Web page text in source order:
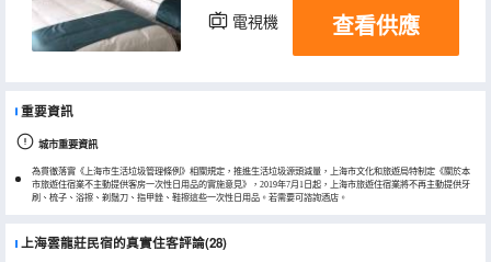
電視機 查看供應
重要資訊
城市重要資訊
為貫徹落實《上海市生活垃圾管理條例》相關規定，推進生活垃圾源頭減量，上海市文化和旅遊局特制定《關於本
市旅遊住宿業不主動提供客房一次性日用品的實施意見》，2019年7月1日起，上海市旅遊住宿業將不再主動提供牙
刷、梳子、浴擦、剃鬚刀、指甲銼、鞋擦這些一次性日用品。若需要可諮詢酒店。
上海雲龍莊民宿的真實住客評論(28)